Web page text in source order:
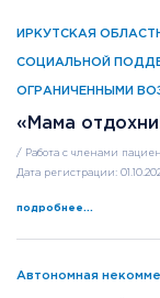
ИРКУТСКАЯ
СОЦИАЛЬНОЙ
ОГРАНИЧЕННЫМИ
«Мама
/ Работа с членами
Дата регистрации:
подробнее...
Автономная